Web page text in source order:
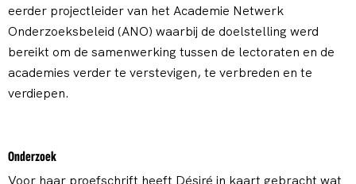
eerder projectleider van het Academie Netwerk
Onderzoeksbeleid (ANO) waarbij de doelstelling werd
bereikt om de samenwerking tussen de lectoraten en de
academies verder te verstevigen, te verbreden en te
verdiepen.
Onderzoek